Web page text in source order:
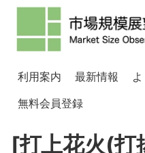
利用案内 最新情報
無料会員登録
[打上花火(